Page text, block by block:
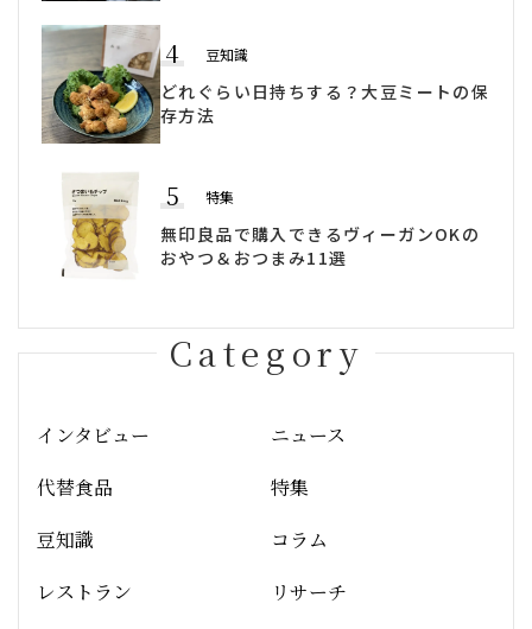
4 豆知識
どれぐらい日持ちする？大豆ミートの保
存方法
5 特集
無印良品で購入できるヴィーガンOKの
おやつ＆おつまみ11選
Category
インタビュー
ニュース
代替食品
特集
豆知識
コラム
レストラン
リサーチ